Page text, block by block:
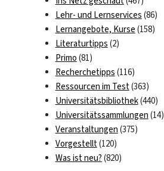
Lehr- und Lernservices (86)
Lernangebote, Kurse (158)
Literaturtipps (2)
Primo (81)
Recherchetipps (116)
Ressourcen im Test(363)
Universitätsbibliothek(440)
Universitätssammlungen (14)
Veranstaltungen (375)
Vorgestellt(120)
Was ist neu? (820)